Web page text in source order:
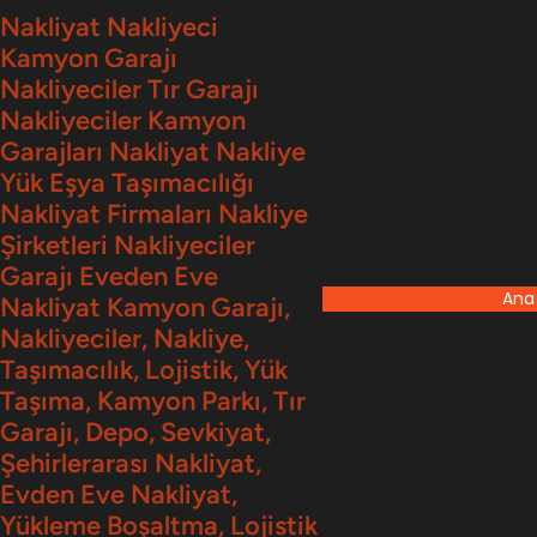
İçeriğe
geç
Nakliyat Nakliyeci
Kamyon Garajı
Nakliyeciler Tır Garajı
Nakliyeciler Kamyon
Garajları Nakliyat Nakliye
Yük Eşya Taşımacılığı
Nakliyat Firmaları Nakliye
Şirketleri Nakliyeciler
Garajı Eveden Eve
Nakliyat Kamyon Garajı,
Nakliyeciler, Nakliye,
Taşımacılık, Lojistik, Yük
Taşıma, Kamyon Parkı, Tır
Garajı, Depo, Sevkiyat,
Şehirlerarası Nakliyat,
Evden Eve Nakliyat,
Yükleme Boşaltma, Lojistik